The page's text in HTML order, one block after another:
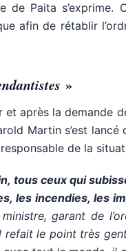
de Paita s’exprime.
afin de rétablir
»
après la demande
Martin s’est lancé
de la
tous ceux qui
les incendies, les
garant de
refait le point très